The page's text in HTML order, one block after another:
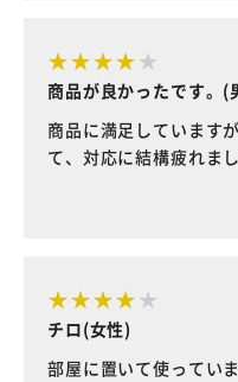
商品が良かったです。(
商品に満足しています
て、対応に結構疲れま
チロ(女性)
部屋に置いて使ってい